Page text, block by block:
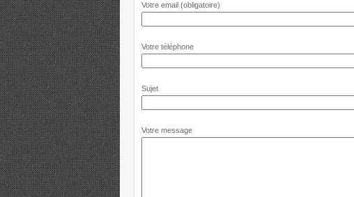
Votre email (obligatoire)
Votre téléphone
Sujet
Votre message